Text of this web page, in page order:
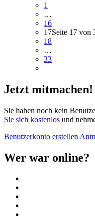
1
…
16
17Seite 17 von
18
…
33
Jetzt mitmachen!
Sie haben noch kein
Sie sich kostenlos und
Benutzerkonto erstellen
Wer war online?